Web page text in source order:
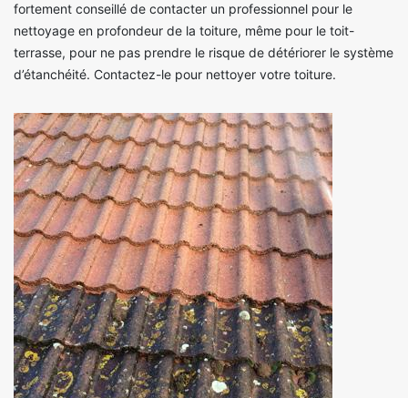
fortement conseillé de contacter un professionnel pour le
nettoyage en profondeur de la toiture, même pour le toit-
terrasse, pour ne pas prendre le risque de détériorer le système
d’étanchéité. Contactez-le pour nettoyer votre toiture.